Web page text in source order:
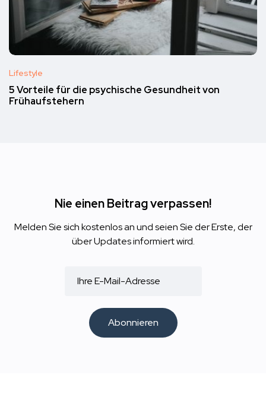
Lifestyle
5 Vorteile für die psychische Gesundheit von
Frühaufstehern
Nie einen Beitrag verpassen!
Melden Sie sich kostenlos an und seien Sie der Erste, der
über Updates informiert wird.
Abonnieren